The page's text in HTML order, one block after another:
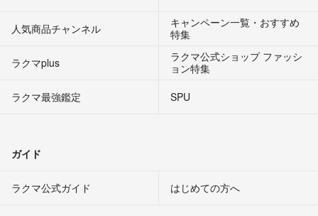
人気商品チャンネル
キャンペーン一覧・おすすめ
特集
ラクマplus
ラクマ公式ショップ ファッシ
ョン特集
ラクマ最強鑑定
SPU
ガイド
ラクマ公式ガイド はじめての方へ